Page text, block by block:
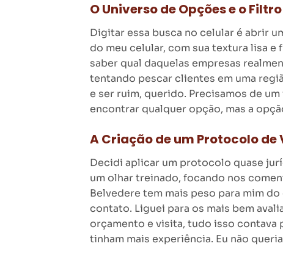
O Universo de Opções e o
Digitar essa busca no celular é abrir
do meu celular, com sua textura lisa
saber qual daquelas empresas
tentando pescar clientes em uma
e ser ruim, querido. Precisamos de
encontrar qualquer opção, mas a
A Criação de um Protocolo de
Decidi aplicar um protocolo quase
um olhar treinado, focando nos
Belvedere tem mais peso para mim
contato. Liguei para os mais bem
orçamento e visita, tudo isso contava
tinham mais experiência. Eu não